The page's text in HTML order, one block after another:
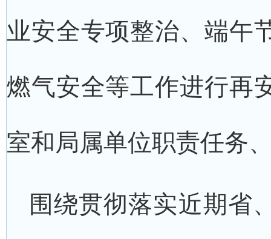
业安全专项整治、端午
燃气安全等工作进行再
室和局属单位职责任务
围绕贯彻落实近期省